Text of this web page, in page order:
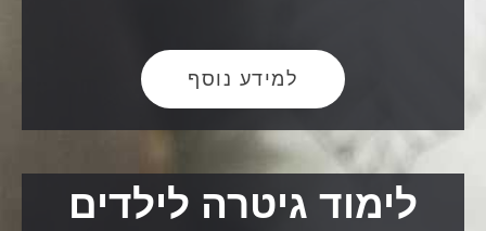
למידע נוסף
לימוד גיטרה לילדים